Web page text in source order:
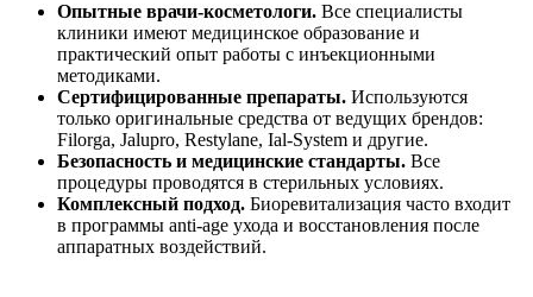
Опытные врачи-косметологи. Все специалисты
клиники имеют медицинское образование и
практический опыт работы с инъекционными
методиками.
Сертифицированные препараты. Используются
только оригинальные средства от ведущих брендов:
Filorga, Jalupro, Restylane, Ial-System и другие.
Безопасность и медицинские стандарты. Все
процедуры проводятся в стерильных условиях.
Комплексный подход. Биоревитализация часто входит
в программы anti-age ухода и восстановления после
аппаратных воздействий.